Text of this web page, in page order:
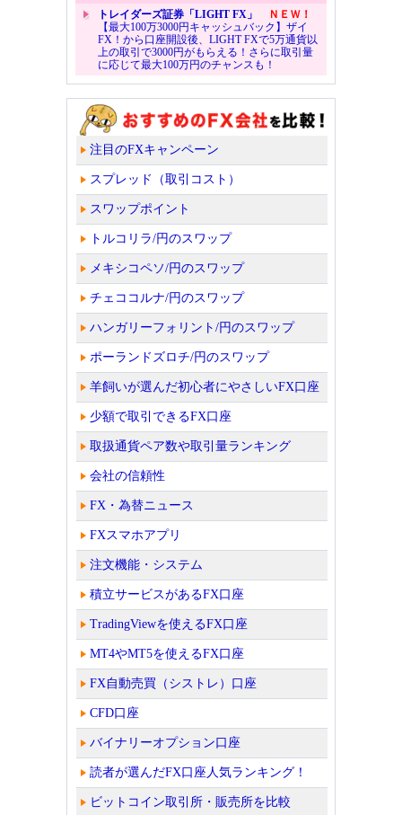
トレイダーズ証券「LIGHT FX」
ＮＥＷ！
【最大100万3000円キャッシュバック】ザイ
FX！から口座開設後、LIGHT FXで5万通貨以
上の取引で3000円がもらえる！さらに取引量
に応じて最大100万円のチャンスも！
注目のFXキャンペーン
スプレッド（取引コスト）
スワップポイント
トルコリラ/円のスワップ
メキシコペソ/円のスワップ
チェココルナ/円のスワップ
ハンガリーフォリント/円のスワップ
ポーランドズロチ/円のスワップ
羊飼いが選んだ初心者にやさしいFX口座
少額で取引できるFX口座
取扱通貨ペア数や取引量ランキング
会社の信頼性
FX・為替ニュース
FXスマホアプリ
注文機能・システム
積立サービスがあるFX口座
TradingViewを使えるFX口座
MT4やMT5を使えるFX口座
FX自動売買（シストレ）口座
CFD口座
バイナリーオプション口座
読者が選んだFX口座人気ランキング！
ビットコイン取引所・販売所を比較